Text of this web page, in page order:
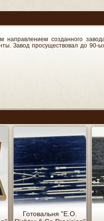
созданного
Завод просуществовал до 90-
Готовальня "E.O.